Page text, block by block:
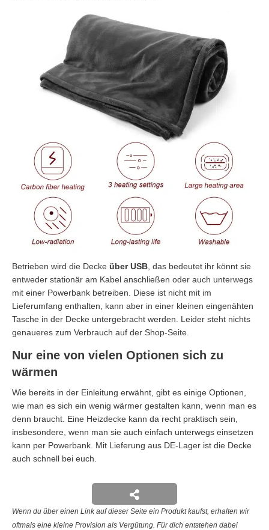
Betrieben wird die Decke über USB , das bedeutet ihr könnt sie
entweder stationär am Kabel anschließen oder auch unterwegs
mit einer Powerbank betreiben. Diese ist nicht mit im
Lieferumfang enthalten, kann aber in einer kleinen eingenähten
Tasche in der Decke untergebracht werden. Leider steht nichts
genaueres zum Verbrauch auf der Shop-Seite.
Nur eine von vielen Optionen sich zu
wärmen
Wie bereits in der Einleitung erwähnt, gibt es einige Optionen,
wie man es sich ein wenig wärmer gestalten kann, wenn man es
denn braucht. Eine Heizdecke kann da recht praktisch sein,
insbesondere, wenn man sie auch einfach unterwegs einsetzen
kann per Powerbank. Mit Lieferung aus DE-Lager ist die Decke
auch schnell bei euch.
Wenn du über einen Link auf dieser Seite ein Produkt kaufst, erhalten wir
oftmals eine kleine Provision als Vergütung. Für dich entstehen dabei